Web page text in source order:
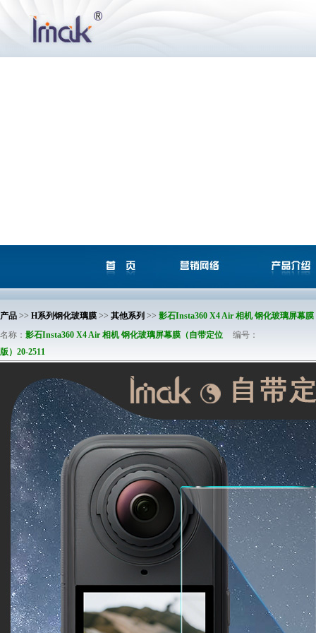
产品 >> H系列钢化玻璃膜 >> 其他系列 >> 影石Insta360 X4 Air 相机 钢化玻璃屏幕膜
名称： 影石Insta360 X4 Air 相机 钢化玻璃屏幕膜（自带定位
版）20-2511
编号：